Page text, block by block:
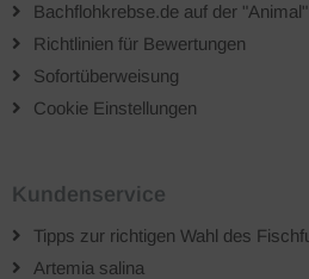
Bachflohkrebse.de auf der
Richtlinien für Bewertungen
Sofortüberweisung
Cookie Einstellungen
Kundenservice
Tipps zur richtigen Wahl des
Artemia salina